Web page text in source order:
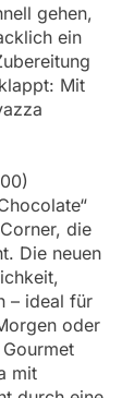
gehen,
ein
Mit
die
Die neuen
– ideal für
oder
mit